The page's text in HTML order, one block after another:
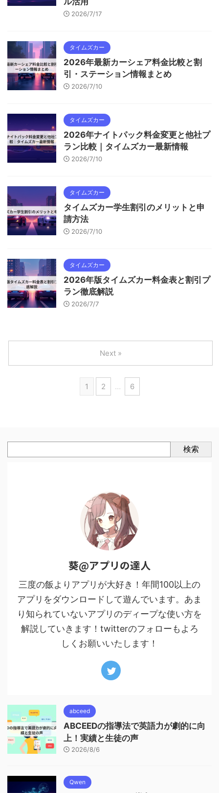
2026/7/17
タイムズカー
2026年最新カーシェア料金比較と割
引・ステーション情報まとめ
2026/7/10
タイムズカー
2026年ナイトパック料金変更と他社プ
ラン比較｜タイムズカー最新情報
2026/7/10
タイムズカー
タイムズカー学生割引のメリットと申
請方法
2026/7/10
タイムズカー
2026年版タイムズカー料金表と割引プ
ラン徹底解説
2026/7/7
1 2 … 6
Next »
検索
葵@アプリの達人
三度の飯よりアプリが大好き！年間100以上の
アプリをダウンロードして遊んでいます。あま
り知られていないアプリのディープな使い方を
解説していきます！twitterのフォローもよろ
しくお願いいたします！
abceed
ABCEEDの指導法で英語力が劇的に向
上！実績と生徒の声
2026/8/6
Qwen